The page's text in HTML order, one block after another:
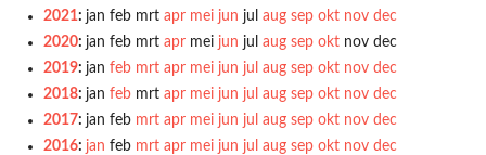
2021: jan feb mrt apr mei jun jul aug sep okt nov dec
2020: jan feb mrt apr mei jun jul aug sep okt nov dec
2019: jan feb mrt apr mei jun jul aug sep okt nov dec
2018: jan feb mrt apr mei jun jul aug sep okt nov dec
2017: jan feb mrt apr mei jun jul aug sep okt nov dec
2016: jan feb mrt apr mei jun jul aug sep okt nov dec